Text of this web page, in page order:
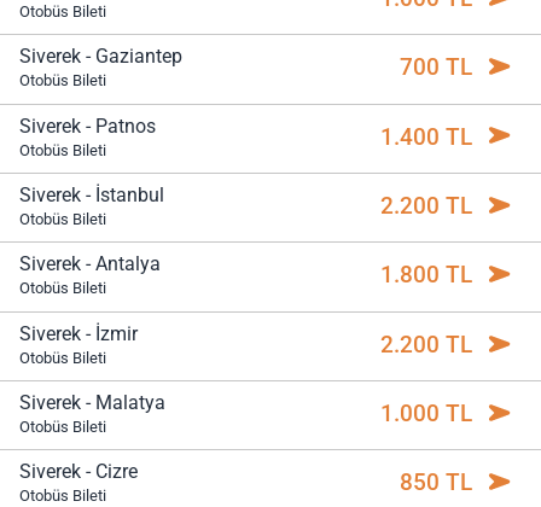
Otobüs Bileti
Siverek - Gaziantep
Otobüs Bileti 700 TL
Siverek - Patnos
Otobüs Bileti 1.400 TL
Siverek - İstanbul
Otobüs Bileti 2.200 TL
Siverek - Antalya
Otobüs Bileti 1.800 TL
Siverek - İzmir
Otobüs Bileti 2.200 TL
Siverek - Malatya
Otobüs Bileti 1.000 TL
Siverek - Cizre
Otobüs Bileti 850 TL